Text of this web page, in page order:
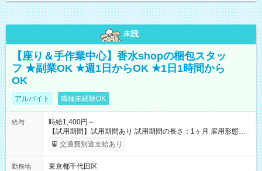
未読
【座り＆手作業中心】香水shopの梱包スタッ
フ ★副業OK ★週1日からOK ★1日1時間から
OK
アルバイト 職種未経験OK
給与
時給1,400円～
【試用期間】試用期間あり 試用期間の長さ：1ヶ月 雇用形態、
給与は本採用時と同じです。
交通費別途支給あり
勤務地
東京都千代田区